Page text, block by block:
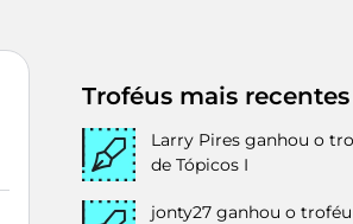
Troféus mais recentes
Larry Pires ganhou o
de Tópicos I
jonty27 ganhou o